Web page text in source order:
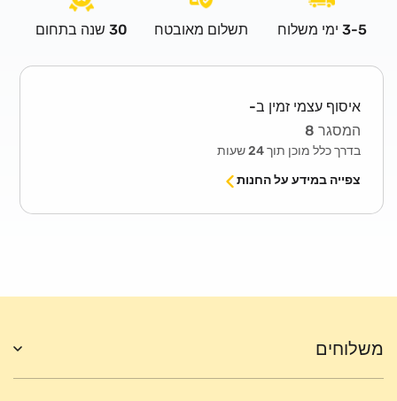
3-5 ימי משלוח תשלום מאובטח 30 שנה בתחום
איסוף עצמי זמין ב-
המסגר 8
בדרך כלל מוכן תוך 24 שעות
צפייה במידע על החנות
משלוחים